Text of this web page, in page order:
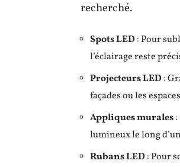
recherché.
Spots LED: Pour
l’éclairage reste
Projecteurs LED:
façades ou les
Appliques murales
lumineux le long
Rubans LED: Pour